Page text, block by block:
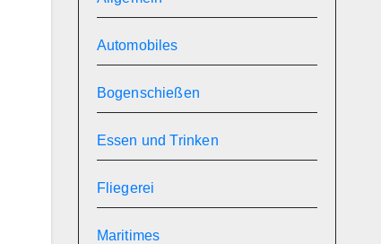
Automobiles
Bogenschießen
Essen und Trinken
Fliegerei
Maritimes